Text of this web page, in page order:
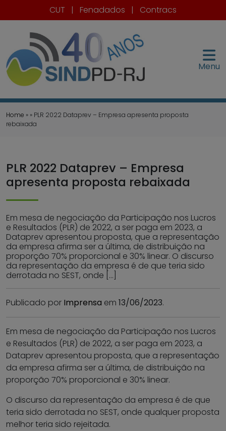
CUT | Fenadados | Contracs
Menu
Home » » PLR 2022 Dataprev – Empresa apresenta proposta
rebaixada
PLR 2022 Dataprev – Empresa
apresenta proposta rebaixada
Em mesa de negociação da Participação nos Lucros
e Resultados (PLR) de 2022, a ser paga em 2023, a
Dataprev apresentou proposta, que a representação
da empresa afirma ser a última, de distribuição na
proporção 70% proporcional e 30% linear. O discurso
da representação da empresa é de que teria sido
derrotada no SEST, onde […]
Publicado por Imprensa em 13/06/2023.
Em mesa de negociação da Participação nos Lucros
e Resultados (PLR) de 2022, a ser paga em 2023, a
Dataprev apresentou proposta, que a representação
da empresa afirma ser a última, de distribuição na
proporção 70% proporcional e 30% linear.
O discurso da representação da empresa é de que
teria sido derrotada no SEST, onde qualquer proposta
melhor teria sido rejeitada.